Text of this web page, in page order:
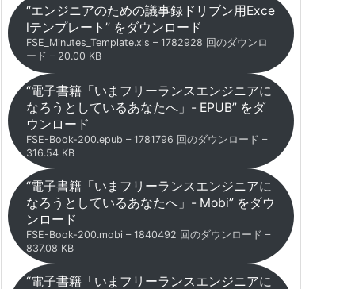
“エンジニアのための議事録ドリブン用Exce
lテンプレート” をダウンロード
FSE_Minutes_Template.xls – 1782928 回のダウンロ
ード – 20.00 KB
“電子書籍「いまフリーランスエンジニアに
なろうとしているあなたへ」- EPUB” をダ
ウンロード
FSE-Book-200.epub – 1781796 回のダウンロード –
316.54 KB
“電子書籍「いまフリーランスエンジニアに
なろうとしているあなたへ」- Mobi” をダウ
ンロード
FSE-Book-200.mobi – 1840492 回のダウンロード –
837.08 KB
“電子書籍「いまフリーランスエンジニアに